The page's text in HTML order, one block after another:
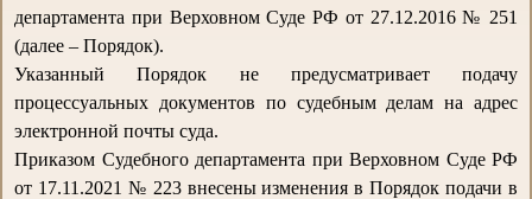
департамента при Верховном Суде РФ от 27.12.2016 № 251
(далее – Порядок).
Указанный Порядок не предусматривает подачу
процессуальных документов по судебным делам на адрес
электронной почты суда.
Приказом Судебного департамента при Верховном Суде РФ
от 17.11.2021 № 223 внесены изменения в Порядок подачи в